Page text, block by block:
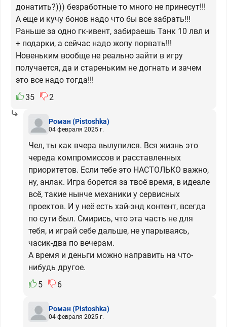
донатить?))) безработные то много не принесут!!!
А еще и кучу бонов надо что бы все забрать!!!
Раньше за одно гк-ивент, забираешь Танк 10 лвл и
+ подарки, а сейчас надо жопу порвать!!!
Новеньким вообще не реально зайти в игру
получается, да и стареньким не догнать и зачем
это все надо тогда!!!
35
2
Роман(Pistoshka)
04 февраля 2025 г.
Чел, ты как вчера вылупился. Вся жизнь это
череда компромиссов и расставленных
приоритетов. Если тебе это НАСТОЛЬКО важно,
ну, анлак. Игра борется за твоё время, в идеале
всё, такие нынче механики у сервисных
проектов. И у неё есть хай-энд контент, всегда
по сути был. Смирись, что эта часть не для
тебя, и играй себе дальше, не упарываясь,
часик-два по вечерам.
А время и деньги можно направить на что-
нибудь другое.
5
6
Роман(Pistoshka)
04 февраля 2025 г.